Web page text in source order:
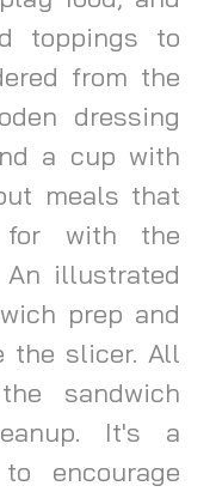
toppings to
from the
dressing
a cup with
meals that
for with the
illustrated
prep and
the slicer. All
sandwich
It's a
encourage